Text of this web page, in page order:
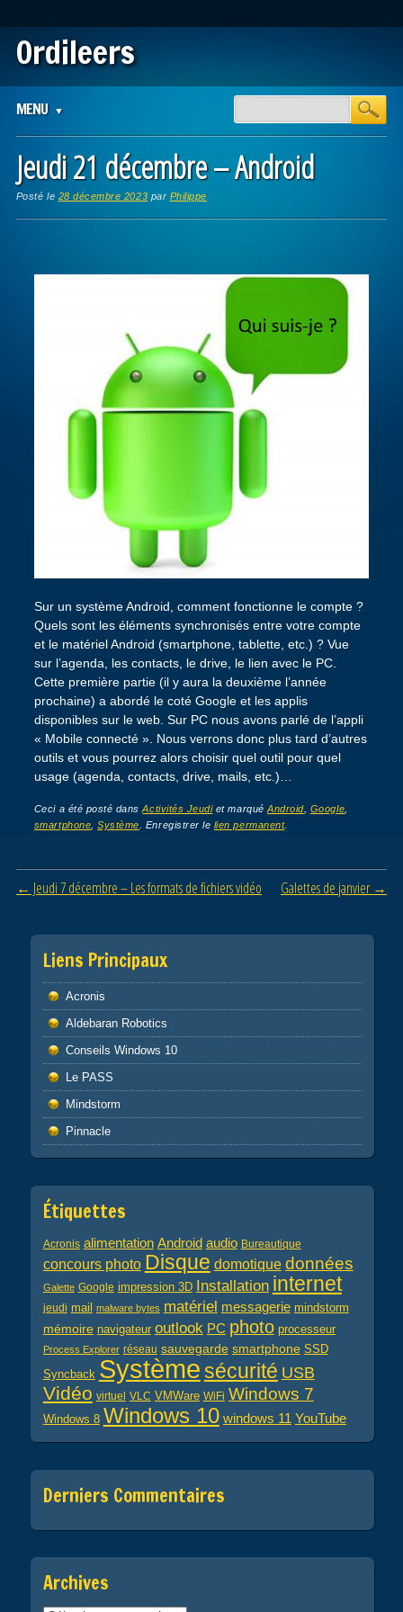
Ordileers
Main menu
content
MENU
Jeudi 21 décembre – Android
Posté le 28 décembre 2023 par Philippe
Sur un système Android, comment fonctionne le compte ?
Quels sont les éléments synchronisés entre votre compte
et le matériel Android (smartphone, tablette, etc.) ? Vue
sur l’agenda, les contacts, le drive, le lien avec le PC.
Cette première partie (il y aura la deuxième l’année
prochaine) a abordé le coté Google et les applis
disponibles sur le web. Sur PC nous avons parlé de l’appli
« Mobile connecté ». Nous verrons donc plus tard d’autres
outils et vous pourrez alors choisir quel outil pour quel
usage (agenda, contacts, drive, mails, etc.)…
Ceci a été posté dansActivités Jeudiet marquéAndroid, Google
smartphone ,Système . Enregistrer le lien permanent.
Post navigation
← Jeudi 7 décembre – Les formats de fichiers vidéo Galettes de janvier →
Liens Principaux
Acronis
Aldebaran Robotics
Conseils Windows 10
Le PASS
Mindstorm
Pinnacle
Étiquettes
Acronis alimentation Android audio Bureautique
concours photo Disque domotique données
Galette Google impression 3D Installation internet
jeudi mail malware bytes matériel messagerie mindstorm
mémoire navigateur outlook PC photo processeur
Process Explorer réseau sauvegarde smartphone SSD
Syncback Systèmesécurité USB
Vidéo virtuel VLC VMWare WiFi Windows 7
Windows 8 Windows 10 windows 11 YouTube
Derniers Commentaires
Archives